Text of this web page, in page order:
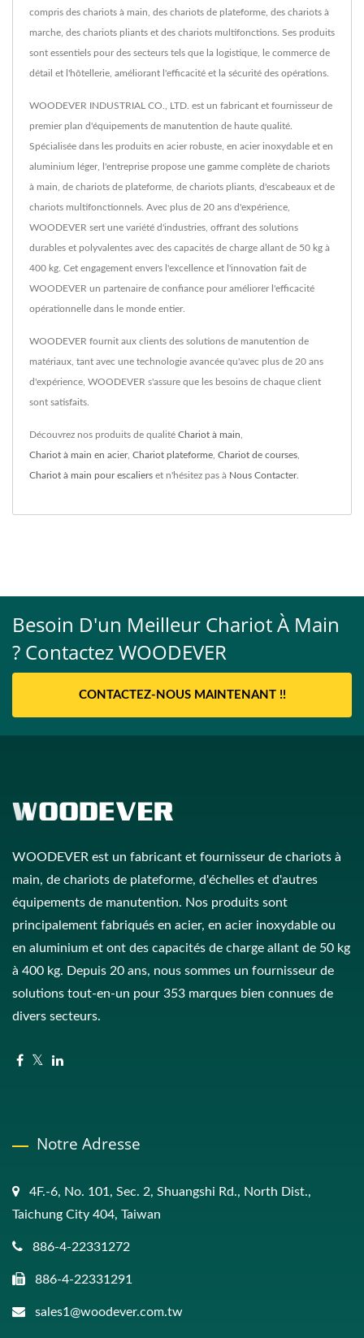
compris des chariots à main, des chariots de plateforme, des chariots à
marche, des chariots pliants et des chariots multifonctions. Ses produits
sont essentiels pour des secteurs tels que la logistique, le commerce de
détail et l'hôtellerie, améliorant l'efficacité et la sécurité des opérations.
WOODEVER INDUSTRIAL CO., LTD. est un fabricant et fournisseur de
premier plan d'équipements de manutention de haute qualité.
Spécialisée dans les produits en acier robuste, en acier inoxydable et en
aluminium léger, l'entreprise propose une gamme complète de chariots
à main, de chariots de plateforme, de chariots pliants, d'escabeaux et de
chariots multifonctionnels. Avec plus de 20 ans d'expérience,
WOODEVER sert une variété d'industries, offrant des solutions
durables et polyvalentes avec des capacités de charge allant de 50 kg à
400 kg. Cet engagement envers l'excellence et l'innovation fait de
WOODEVER un partenaire de confiance pour améliorer l'efficacité
opérationnelle dans le monde entier.
WOODEVER fournit aux clients des solutions de manutention de
matériaux, tant avec une technologie avancée qu'avec plus de 20 ans
d'expérience, WOODEVER s'assure que les besoins de chaque client
sont satisfaits.
Découvrez nos produits de qualité Chariot à main
Chariot à main en acier, Chariot plateforme Chariot de courses
Chariot à main pour escaliers et n'hésitez pas à Nous Contacter.
Besoin D'un Meilleur Chariot À Main
? Contactez WOODEVER
CONTACTEZ-NOUS MAINTENANT !!
WOODEVER est un fabricant et fournisseur de chariots à
main, de chariots de plateforme, d'échelles et d'autres
équipements de manutention. Nos produits sont
principalement fabriqués en acier, en acier inoxydable ou
en aluminium et ont des capacités de charge allant de 50 kg
à 400 kg. Depuis 20 ans, nous sommes un fournisseur de
solutions tout-en-un pour 353 marques bien connues de
divers secteurs.
Notre Adresse
4F.-6, No. 101, Sec. 2, Shuangshi Rd., North Dist.,
Taichung City 404, Taiwan
886-4-22331272
886-4-22331291
sales1@woodever.com.tw